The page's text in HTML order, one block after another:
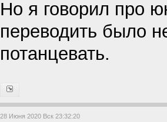
Но я говорил про
переводить было
потанцевать.
28 Июня 2020 Вск 23:32:20